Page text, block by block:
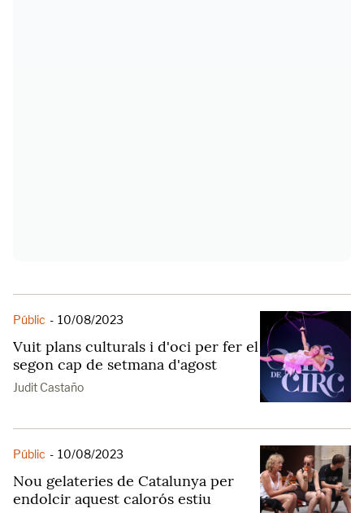
Públic - 10/08/2023
Vuit plans culturals i d'oci per fer el
segon cap de setmana d'agost
Judit Castaño
Públic - 10/08/2023
Nou gelateries de Catalunya per
endolcir aquest calorós estiu